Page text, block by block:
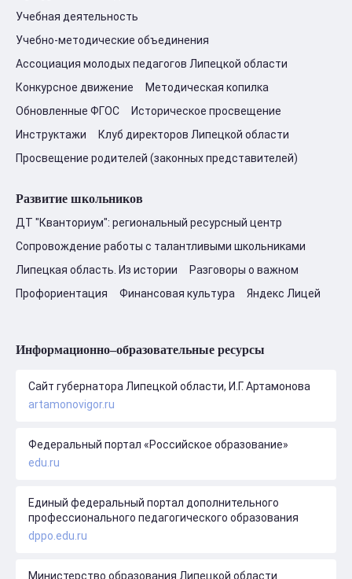
Учебная деятельность
Учебно-методические объединения
Ассоциация молодых педагогов Липецкой области
Конкурсное движение
Методическая копилка
Обновленные ФГОС
Историческое просвещение
Инструктажи
Клуб директоров Липецкой области
Просвещение родителей (законных представителей)
Развитие школьников
ДТ "Кванториум": региональный ресурсный центр
Сопровождение работы с талантливыми школьниками
Липецкая область. Из истории
Разговоры о важном
Профориентация
Финансовая культура Яндекс Лицей
Информационно–образовательные ресурсы
Сайт губернатора Липецкой области, И.Г. Артамонова
artamonovigor.ru
Федеральный портал «Российское образование»
edu.ru
Единый федеральный портал дополнительного
профессионального педагогического образования
dppo.edu.ru
Министерство образования Липецкой области